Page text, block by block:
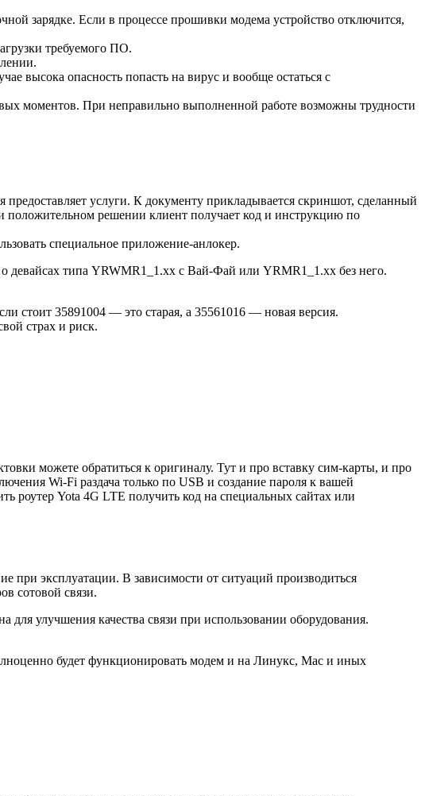
зарядке. Если в процессе прошивки модема устройство отключится,
требуемого ПО.
высока опасность попасть на вирус и вообще остаться с
моментов. При неправильно выполненной работе возможны трудности
услуги. К документу прикладывается скриншот, сделанный
положительном решении клиент получает код и инструкцию по
специальное приложение-анлокер.
девайсах типа YRWMR1_1.xx с Вай-Фай или YRMR1_1.xx без него.
стоит 35891004 — это старая, а 35561016 — новая версия.
страх и риск.
можете обратиться к оригиналу. Тут и про вставку сим-карты, и про
Wi-Fi раздача только по USB и создание пароля к вашей
роутер Yota 4G LTE получить код на специальных сайтах или
при эксплуатации. В зависимости от ситуаций производиться
сотовой связи.
для улучшения качества связи при использовании оборудования.
будет функционировать модем и на Линукс, Мас и иных